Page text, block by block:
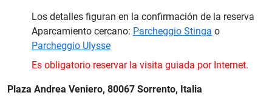
Los detalles figuran en la confirmación de la reserva
Aparcamiento cercano: Parcheggio Stinga o
Parcheggio Ulysse
Es obligatorio reservar la visita guiada por Internet.
Plaza Andrea Veniero, 80067 Sorrento, Italia